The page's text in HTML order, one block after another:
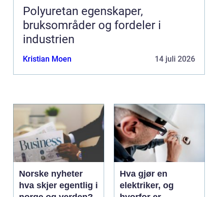
Polyuretan egenskaper,
bruksområder og fordeler i
industrien
Kristian Moen 14 juli 2026
Norske nyheter
hva skjer egentlig i
Hva gjør en
elektriker, og